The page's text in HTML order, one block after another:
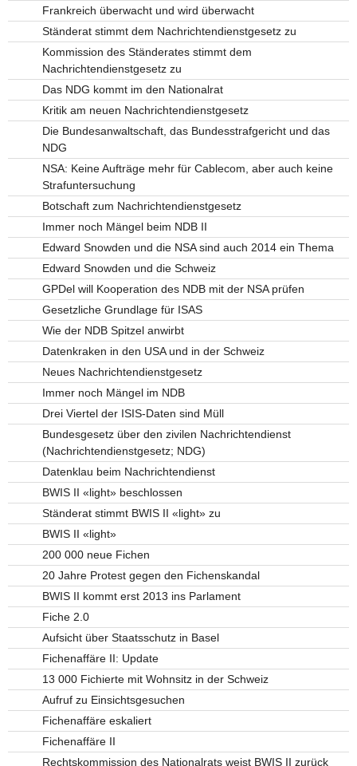
Frankreich überwacht und wird überwacht
Ständerat stimmt dem Nachrichtendienstgesetz zu
Kommission des Ständerates stimmt dem
Nachrichtendienstgesetz zu
Das NDG kommt im den Nationalrat
Kritik am neuen Nachrichtendienstgesetz
Die Bundesanwaltschaft, das Bundesstrafgericht und das
NDG
NSA: Keine Aufträge mehr für Cablecom, aber auch keine
Strafuntersuchung
Botschaft zum Nachrichtendienstgesetz
Immer noch Mängel beim NDB II
Edward Snowden und die NSA sind auch 2014 ein Thema
Edward Snowden und die Schweiz
GPDel will Kooperation des NDB mit der NSA prüfen
Gesetzliche Grundlage für ISAS
Wie der NDB Spitzel anwirbt
Datenkraken in den USA und in der Schweiz
Neues Nachrichtendienstgesetz
Immer noch Mängel im NDB
Drei Viertel der ISIS-Daten sind Müll
Bundesgesetz über den zivilen Nachrichtendienst
(Nachrichtendienstgesetz; NDG)
Datenklau beim Nachrichtendienst
BWIS II «light» beschlossen
Ständerat stimmt BWIS II «light» zu
BWIS II «light»
200 000 neue Fichen
20 Jahre Protest gegen den Fichenskandal
BWIS II kommt erst 2013 ins Parlament
Fiche 2.0
Aufsicht über Staatsschutz in Basel
Fichenaffäre II: Update
13 000 Fichierte mit Wohnsitz in der Schweiz
Aufruf zu Einsichtsgesuchen
Fichenaffäre eskaliert
Fichenaffäre II
Rechtskommission des Nationalrats weist BWIS II zurück